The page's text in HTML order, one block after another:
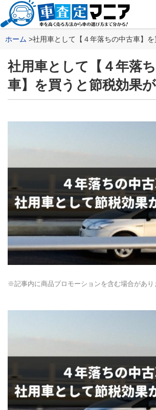
ホーム 社用車として【４年落ちの中古車】
社用車として【４年落
車】を買うと節税効果
※記事内に商品プロモーションを含む場合があり